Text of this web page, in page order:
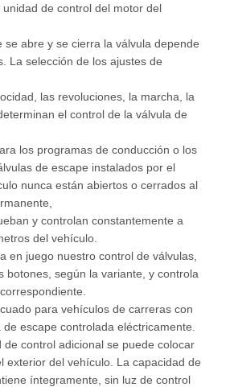
de control del motor del
se abre y se cierra la válvula depende
La selección de los ajustes de
las revoluciones, la marcha, la
el control de la válvula de
los programas de conducción o los
de escape instalados por el
nunca están abiertos o cerrados al
y controlan constantemente a
del vehículo.
en juego nuestro control de válvulas,
botones, según la variante, y controla
para vehículos de carreras con
escape controlada eléctricamente.
de control adicional se puede colocar
exterior del vehículo. La capacidad de
íntegramente, sin luz de control